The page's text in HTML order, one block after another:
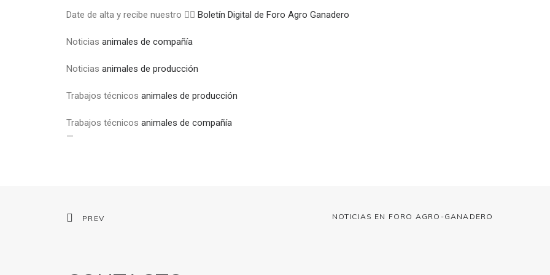
Date de alta y recibe nuestro 👉🏼 Boletín Digital de Foro Agro Ganadero
Noticias animales de compañía
Noticias animales de producción
Trabajos técnicos animales de producción
Trabajos técnicos animales de compañía
—
PREV NOTICIAS EN FORO AGRO-GANADERO